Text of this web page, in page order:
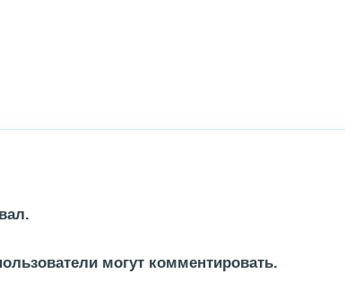
могут комментировать.